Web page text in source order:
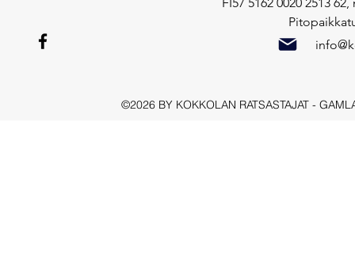
©2026 BY KOKKOLAN RATSASTAJAT -